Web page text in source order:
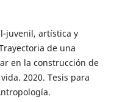
juvenil, artística y
de una
en la construcción de
2020. Tesis para